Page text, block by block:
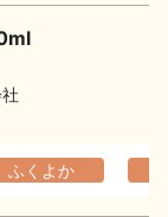
ふくよか